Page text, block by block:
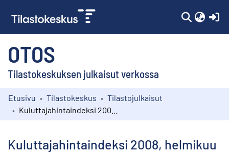
OTOS
Tilastokeskuksen julkaisut verkossa
Kokoelmat
Etusivu Tilastokeskus
Tilastojulkaisut
Kuluttajahintaindeksi 2008, helmikuu